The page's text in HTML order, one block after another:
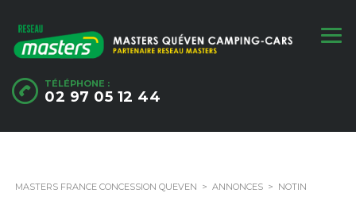
TÉLÉPHONE :
02 97 05 12 44
MASTERS FRANCE CONCESSION QUEVEN > ANNONCES > NOTIN